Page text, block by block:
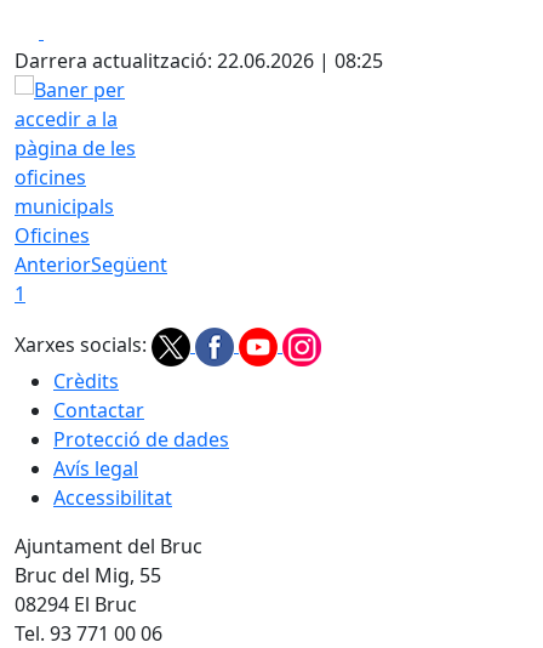
Darrera actualització: 22.06.2026 | 08:25
Oficines
AnteriorSegüent
1
Xarxes socials:
Crèdits
Contactar
Protecció de dades
Avís legal
Accessibilitat
Ajuntament del Bruc
Bruc del Mig, 55
08294 El Bruc
Tel. 93 771 00 06